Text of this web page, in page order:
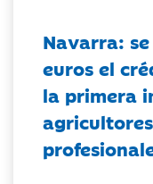
Navarra:
euros el
la primera